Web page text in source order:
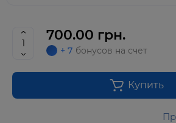
700.00 грн.
+ 7 бонусов на счет
Купить